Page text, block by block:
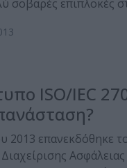
σοβαρές επιπλοκές
ISO/IEC
2013 επανεκδόθηκε
Ασφάλειας